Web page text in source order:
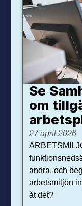
Se
om
27 april 2026
andra, och
arbetsmiljön
åt det?